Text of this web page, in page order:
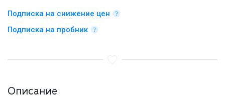
Подписка на снижение цен
Подписка на пробник
Описание